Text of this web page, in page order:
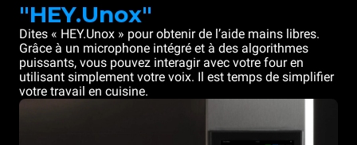
"HEY.Unox"
Dites « HEY.Unox » pour obtenir de l’aide mains libres.
Grâce à un microphone intégré et à des algorithmes
puissants, vous pouvez interagir avec votre four en
utilisant simplement votre voix. Il est temps de simplifier
votre travail en cuisine.